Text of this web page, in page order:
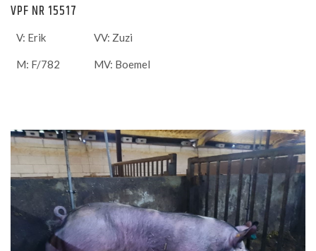
VPF NR 15517
V: Erik VV: Zuzi
M: F/782 MV: Boemel